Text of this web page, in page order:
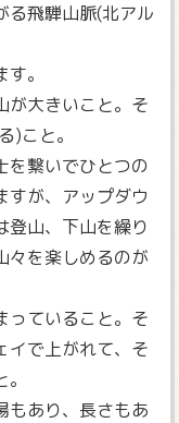
る飛騨山脈(北アル
。
が大きいこと。そ
)こと。
を繋いでひとつの
すが、アップダウ
登山、下山を繰り
々を楽しめるのが
っていること。そ
イで上がれて、そ
もあり、長さもあ